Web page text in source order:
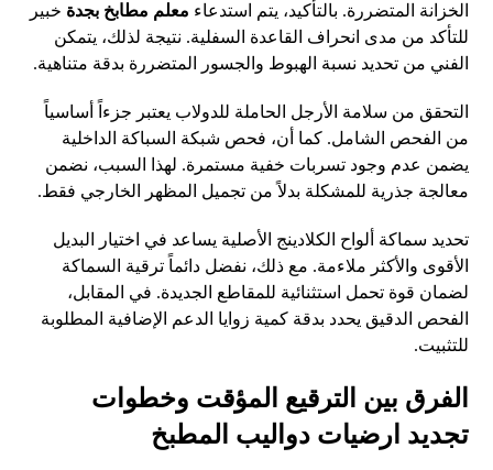
الخزانة المتضررة. بالتأكيد، يتم استدعاء معلم مطابخ بجدة خبير
للتأكد من مدى انحراف القاعدة السفلية. نتيجة لذلك، يتمكن
الفني من تحديد نسبة الهبوط والجسور المتضررة بدقة متناهية.
التحقق من سلامة الأرجل الحاملة للدولاب يعتبر جزءاً أساسياً
من الفحص الشامل. كما أن، فحص شبكة السباكة الداخلية
يضمن عدم وجود تسربات خفية مستمرة. لهذا السبب، نضمن
معالجة جذرية للمشكلة بدلاً من تجميل المظهر الخارجي فقط.
تحديد سماكة ألواح الكلادينج الأصلية يساعد في اختيار البديل
الأقوى والأكثر ملاءمة. مع ذلك، نفضل دائماً ترقية السماكة
لضمان قوة تحمل استثنائية للمقاطع الجديدة. في المقابل،
الفحص الدقيق يحدد بدقة كمية زوايا الدعم الإضافية المطلوبة
للتثبيت.
الفرق بين الترقيع المؤقت وخطوات
تجديد ارضيات دواليب المطبخ